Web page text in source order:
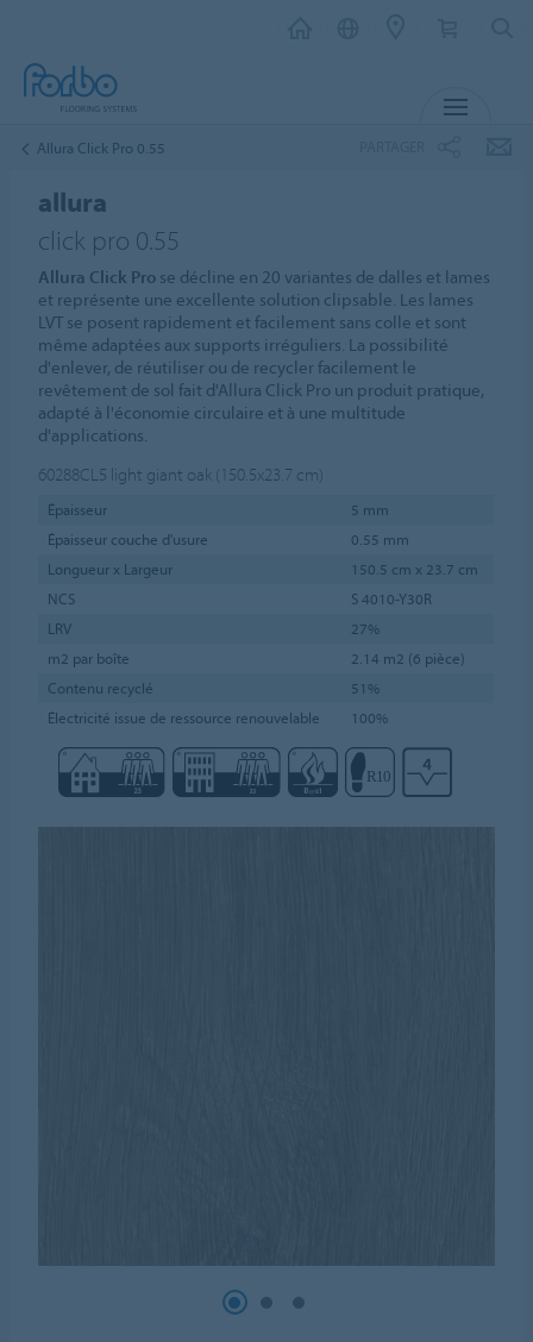
Allura Click Pro 0.55
allura
click pro 0.55
Allura Click Pro se décline en 20 variantes de dalles et lames
et représente une excellente solution clipsable. Les lames
LVT se posent rapidement et facilement sans colle et sont
même adaptées aux supports irréguliers. La possibilité
d'enlever, de réutiliser ou de recycler facilement le
revêtement de sol fait d'Allura Click Pro un produit pratique,
adapté à l'économie circulaire et à une multitude
d'applications.
60288CL5 light giant oak (150.5x23.7 cm)
Épaisseur
5 mm
Épaisseur couche d'usure
0.55 mm
Longueur x Largeur
150.5 cm x 23.7 cm
NCS
S 4010-Y30R
LRV
27%
m2 par boîte
2.14 m2 (6 pièce)
Contenu recyclé
51%
Électricité issue de ressource renouvelable
100%